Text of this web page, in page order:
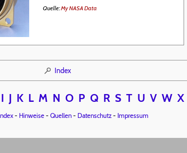
Quelle:My NASA Data
Index
I J K L M N O P Q R S T U V W X
- Hinweise- Quellen- Datenschutz- Impressum